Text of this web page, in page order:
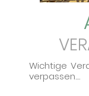
Wichtige
ver­pas­sen....